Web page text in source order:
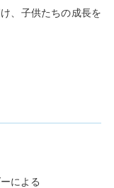
、子供たちの成長を
による